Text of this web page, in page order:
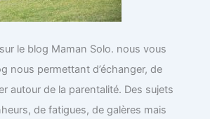
le blog Maman Solo. nous vous
nous permettant d’échanger, de
autour de la parentalité. Des sujets
de fatigues, de galères mais